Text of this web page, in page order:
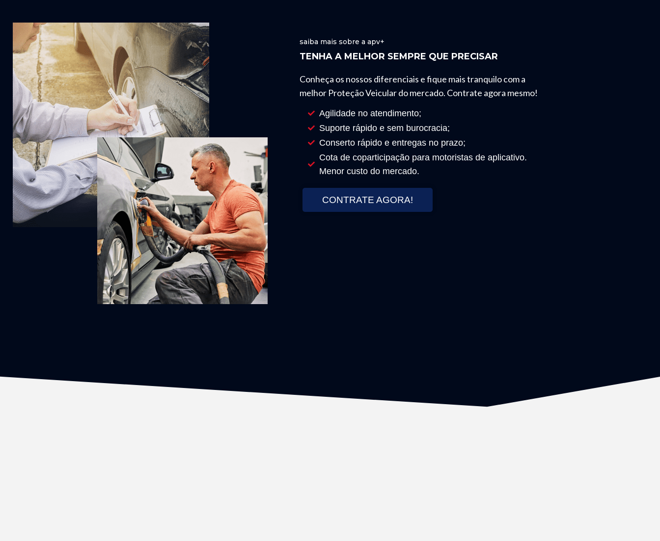
saiba mais sobre a apv+
TENHA A MELHOR SEMPRE QUE PRECISAR
Conheça os nossos diferenciais e fique mais tranquilo com a
melhor Proteção Veicular do mercado. Contrate agora mesmo!
Agilidade no atendimento;
Suporte rápido e sem burocracia;
Conserto rápido e entregas no prazo;
Cota de coparticipação para motoristas de aplicativo.
Menor custo do mercado.
CONTRATE AGORA!